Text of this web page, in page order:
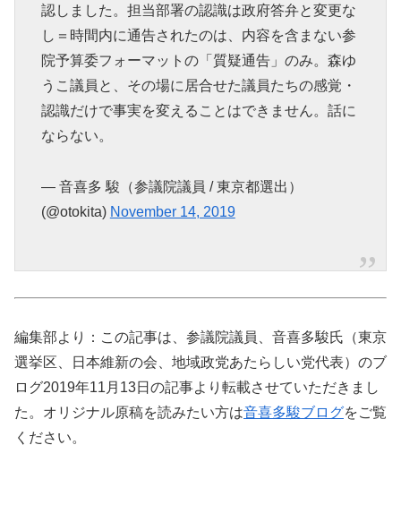
認しました。担当部署の認識は政府答弁と変更な
し＝時間内に通告されたのは、内容を含まない参
院予算委フォーマットの「質疑通告」のみ。森ゆ
うこ議員と、その場に居合せた議員たちの感覚・
認識だけで事実を変えることはできません。話に
ならない。
— 音喜多 駿（参議院議員 / 東京都選出）
(@otokita) November 14, 2019
編集部より：この記事は、参議院議員、音喜多駿氏（東京
選挙区、日本維新の会、地域政党あたらしい党代表）のブ
ログ2019年11月13日の記事より転載させていただきまし
た。オリジナル原稿を読みたい方は音喜多駿ブログをご覧
ください。